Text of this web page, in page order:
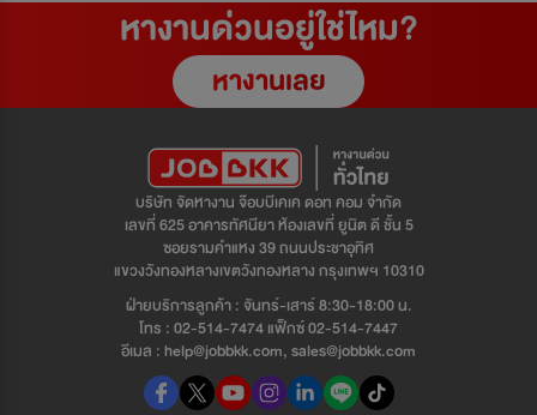
หางาน สมัครงานออนไลน์ไม่มีค่าใช้จ่ายบนเว็บไซต์ JOBBKK แหล่งรวบรวม
ตำแหน่งงานคุณภาพจากบริษัทชั้นนำทุกสาขาอาชีพทั่วประเทศไทย ในส่วน
ของผู้ประกอบการ พวกเขาสามารถใช้ระบบประกาศหางาน
หางานด่วนอยู่ใช่ไหม?
หางานเลย
บริษัท จัดหางาน จ๊อบบีเคเค ดอท คอม จำกัด
เลขที่ 625 อาคารทัศนียา ห้องเลขที่ ยูนิต ดี ชั้น 5
ซอยรามคำแหง 39 ถนนประชาอุทิศ
แขวงวังทองหลางเขตวังทองหลาง กรุงเทพฯ 10310
ฝ่ายบริการลูกค้า : จันทร์-เสาร์ 8:30-18:00 น.